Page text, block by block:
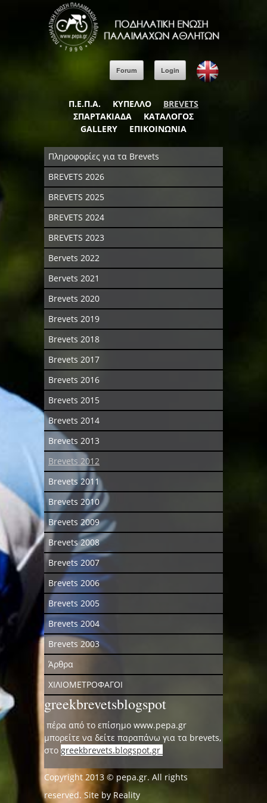
Forum Login
Π.Ε.Π.Α. ΚΥΠΕΛΛΟ
BREVETS
ΣΠΑΡΤΑΚΙΑΔΑ
ΚΑΤΑΛΟΓΟΣ
GALLERY
ΕΠΙΚΟΙΝΩΝΙΑ
Πληροφορίες για τα Brevets
BREVETS 2026
BREVETS 2025
BREVETS 2024
BREVETS 2023
Bervets 2022
Bervets 2021
Brevets 2020
Brevets 2019
Brevets 2018
Brevets 2017
Brevets 2016
Brevets 2015
Brevets 2014
Brevets 2013
Brevets 2012
Brevets 2011
Brevets 2010
Brevets 2009
Brevets 2008
Brevets 2007
Brevets 2006
Brevets 2005
Brevets 2004
Brevets 2003
Άρθρα
ΧΙΛΙΟΜΕΤΡΟΦΑΓΟΙ
greekbrevetsblogspot
πέρα από το επίσημο www.pepa.gr
μπορείτε να δείτε παραπάνω για τα brevets,
στο greekbrevets.blogspot.gr
Copyright 2013 © pepa.gr. All rights
reserved. Site by Reality